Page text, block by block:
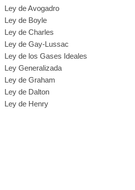
Ley de Avogadro
Ley de Boyle
Ley de Charles
Ley de Gay-Lussac
Ley de los Gases Ideales
Ley Generalizada
Ley de Graham
Ley de Dalton
Ley de Henry